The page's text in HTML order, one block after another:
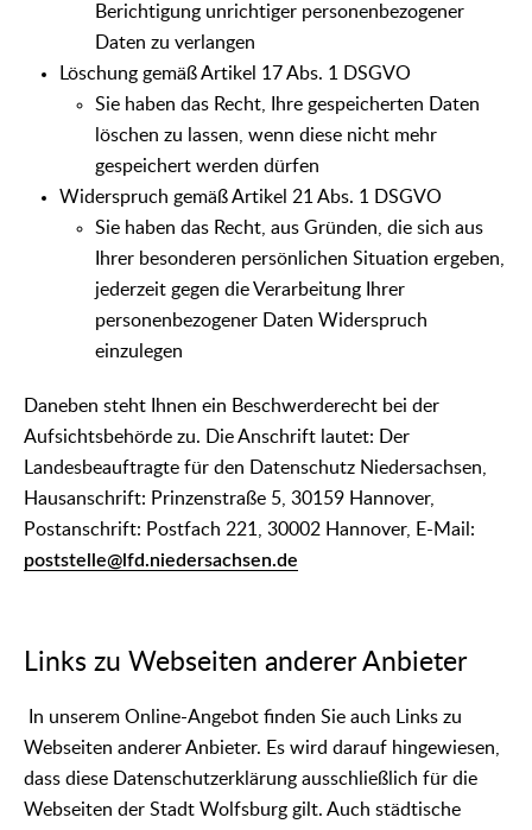
Berichtigung unrichtiger personenbezogener
Daten zu verlangen
Löschung gemäß Artikel 17 Abs. 1 DSGVO
Sie haben das Recht, Ihre gespeicherten Daten
löschen zu lassen, wenn diese nicht mehr
gespeichert werden dürfen
Widerspruch gemäß Artikel 21 Abs. 1 DSGVO
Sie haben das Recht, aus Gründen, die sich aus
Ihrer besonderen persönlichen Situation ergeben,
jederzeit gegen die Verarbeitung Ihrer
personenbezogener Daten Widerspruch
einzulegen
Daneben steht Ihnen ein Beschwerderecht bei der
Aufsichtsbehörde zu. Die Anschrift lautet: Der
Landesbeauftragte für den Datenschutz Niedersachsen,
Hausanschrift: Prinzenstraße 5, 30159 Hannover,
Postanschrift: Postfach 221, 30002 Hannover, E-Mail:
poststelle@lfd.niedersachsen.de
Links zu Webseiten anderer Anbieter
In unserem Online-Angebot finden Sie auch Links zu
Webseiten anderer Anbieter. Es wird darauf hingewiesen,
dass diese Datenschutzerklärung ausschließlich für die
Webseiten der Stadt Wolfsburg gilt. Auch städtische